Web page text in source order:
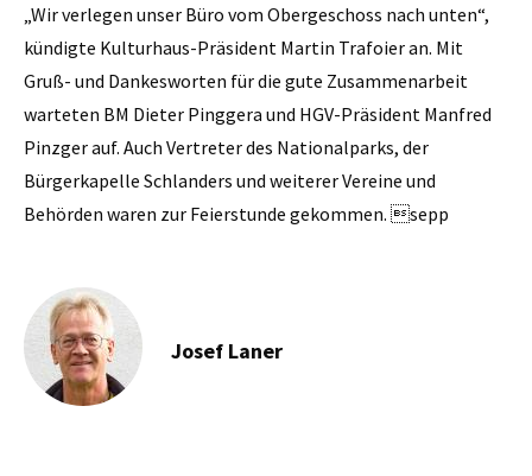
„Wir verlegen unser Büro vom Obergeschoss nach unten“,
kündigte Kulturhaus-Präsident Martin Trafoier an. Mit
Gruß- und Dankesworten für die gute Zusammenarbeit
warteten BM Dieter Pinggera und HGV-Präsident Manfred
Pinzger auf. Auch Vertreter des Nationalparks, der
Bürgerkapelle Schlanders und weiterer Vereine und
Behörden waren zur Feierstunde gekommen. sepp
Josef Laner